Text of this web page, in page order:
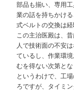
部品も揃い、専用
業の話を持ちかけ
式ベルトの交換は
この主治医殿は、
人で技術面の不安
ているし、作業環
むを得ない次第とな
というわけで、工
ろですが、タイミ